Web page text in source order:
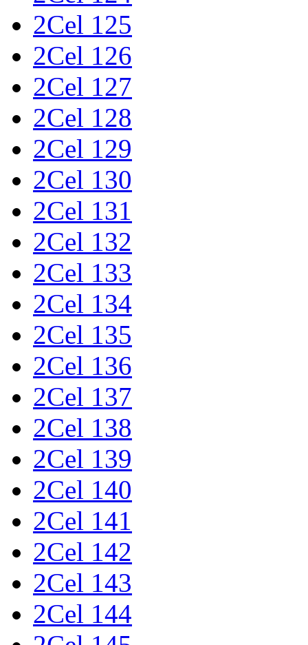
2Cel 125
2Cel 126
2Cel 127
2Cel 128
2Cel 129
2Cel 130
2Cel 131
2Cel 132
2Cel 133
2Cel 134
2Cel 135
2Cel 136
2Cel 137
2Cel 138
2Cel 139
2Cel 140
2Cel 141
2Cel 142
2Cel 143
2Cel 144